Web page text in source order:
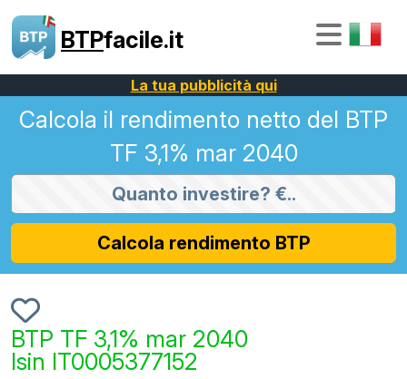
BTPfacile.it
La tua pubblicità qui
Calcola il rendimento netto del BTP
TF 3,1% mar 2040
Calcola rendimento BTP
BTP TF 3,1% mar 2040
Isin IT0005377152